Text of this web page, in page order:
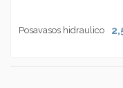
Posavasos hidraulico